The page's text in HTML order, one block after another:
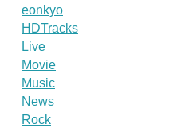
eonkyo
HDTracks
Live
Movie
Music
News
Rock